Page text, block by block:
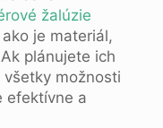
žalúzie
je materiál,
plánujete ich
možnosti
efektívne a